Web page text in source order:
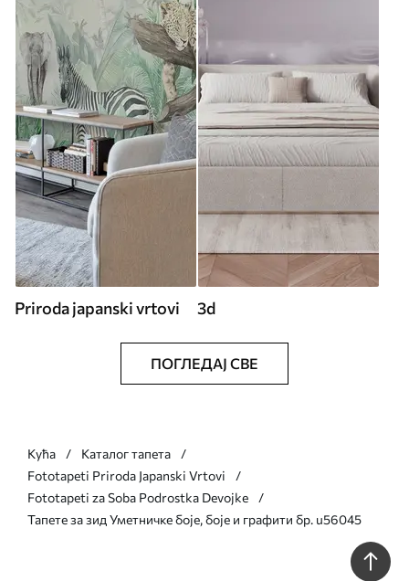
Priroda japanski vrtovi 3d
ПОГЛЕДАЈ СВЕ
Кућа
Каталог тапета
Fototapeti Priroda Japanski Vrtovi
Fototapeti za Soba Podrostka Devojke
Тапете за зид Уметничке боје, боје и графити бр. u56045